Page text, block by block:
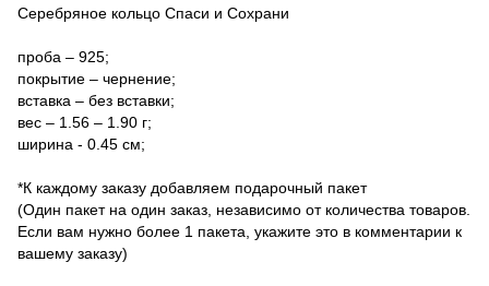
Серебряное кольцо Спаси и Сохрани
проба – 925;
покрытие – чернение;
вставка – без вставки;
вес – 1.56 – 1.90 г;
ширина - 0.45 см;
*К каждому заказу добавляем подарочный пакет
(Один пакет на один заказ, независимо от количества товаров.
Если вам нужно более 1 пакета, укажите это в комментарии к
вашему заказу)